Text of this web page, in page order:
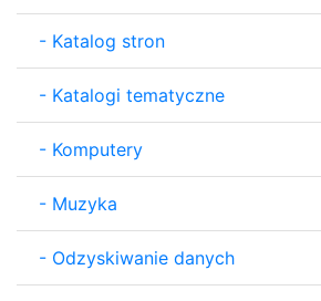
- Katalog stron
- Katalogi tematyczne
- Komputery
- Muzyka
- Odzyskiwanie danych